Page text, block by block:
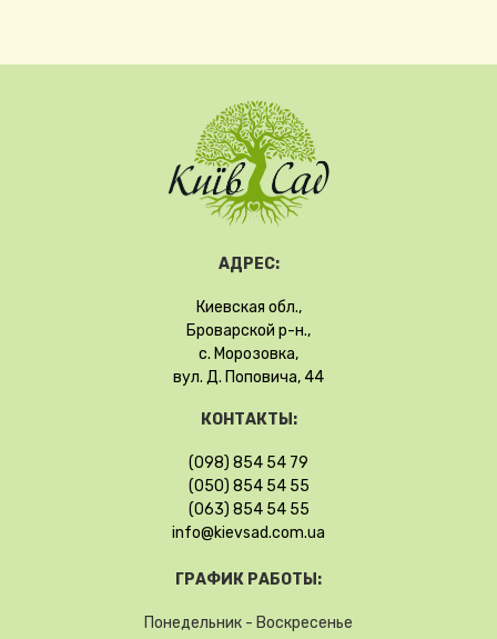
АДРЕС:
Киевская обл.,
Броварской р-н.,
с. Морозовка,
вул. Д. Поповича, 44
КОНТАКТЫ:
(098) 854 54 79
(050) 854 54 55
(063) 854 54 55
info@kievsad.com.ua
ГРАФИК РАБОТЫ:
Понедельник - Воскресенье